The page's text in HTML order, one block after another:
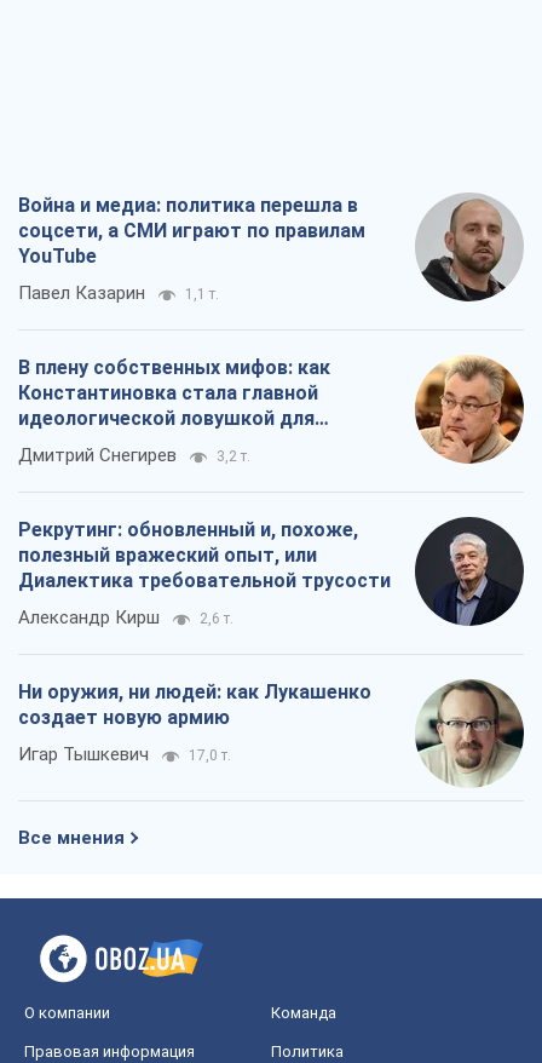
Война и медиа: политика перешла в
соцсети, а СМИ играют по правилам
YouTube
Павел Казарин 1,1 т.
В плену собственных мифов: как
Константиновка стала главной
идеологической ловушкой для
российских оккупантов
Дмитрий Снегирев 3,2 т.
Рекрутинг: обновленный и, похоже,
полезный вражеский опыт, или
Диалектика требовательной трусости
Александр Кирш 2,6 т.
Ни оружия, ни людей: как Лукашенко
создает новую армию
Игар Тышкевич 17,0 т.
Все мнения
О компании Команда
Правовая информация
Политика